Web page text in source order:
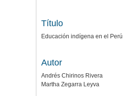
Título
Educación indígena en el Perú
Autor
Andrés Chirinos Rivera
Martha Zegarra Leyva